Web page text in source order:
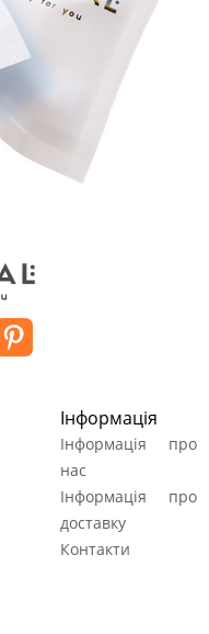
Інформація
Інформація про
нас
Інформація про
доставку
Контакти